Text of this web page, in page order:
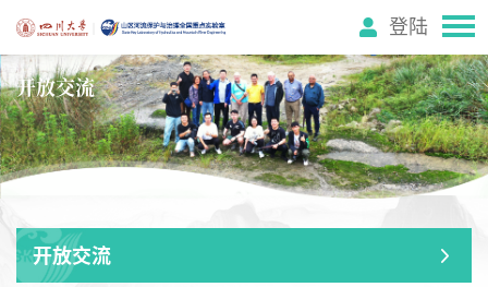
登陆
开放交流
开放交流